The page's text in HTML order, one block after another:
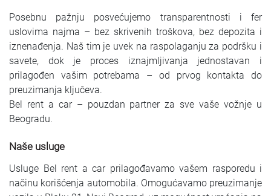
Posebnu pažnju posvećujemo transparentnosti i fer
uslovima najma – bez skrivenih troškova, bez depozita i
iznenađenja. Naš tim je uvek na raspolaganju za podršku i
savete, dok je proces iznajmljivanja jednostavan i
prilagođen vašim potrebama – od prvog kontakta do
preuzimanja ključeva.
Bel rent a car – pouzdan partner za sve vaše vožnje u
Beogradu.
Naše usluge
Usluge Bel rent a car prilagođavamo vašem rasporedu i
načinu korišćenja automobila. Omogućavamo preuzimanje